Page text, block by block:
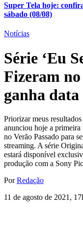
Super Tela hoje:
sábado (08/08)
Notícias
Série ‘Eu
Fizeram no
ganha data
Priorizar meus
anunciou hoje a primeira
no Verão Passado para
streaming. A série
estará disponível
produção com a Sony
PorRedação
11 de agosto de 2021,